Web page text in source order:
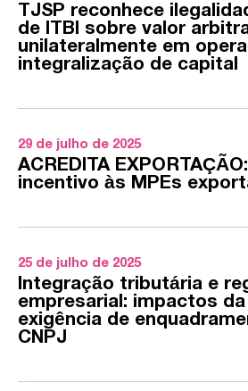
TJSP reconhece
de ITBI sobre valor
unilateralmente em
integralização de capital
29 de julho de 2025
ACREDITA
incentivo às MPEs
25 de julho de 2025
Integração tributária e
empresarial: impactos da
exigência de
CNPJ